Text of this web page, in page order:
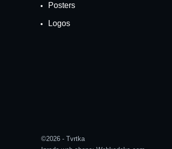
Posters
Logos
©2026 - Tvrtka